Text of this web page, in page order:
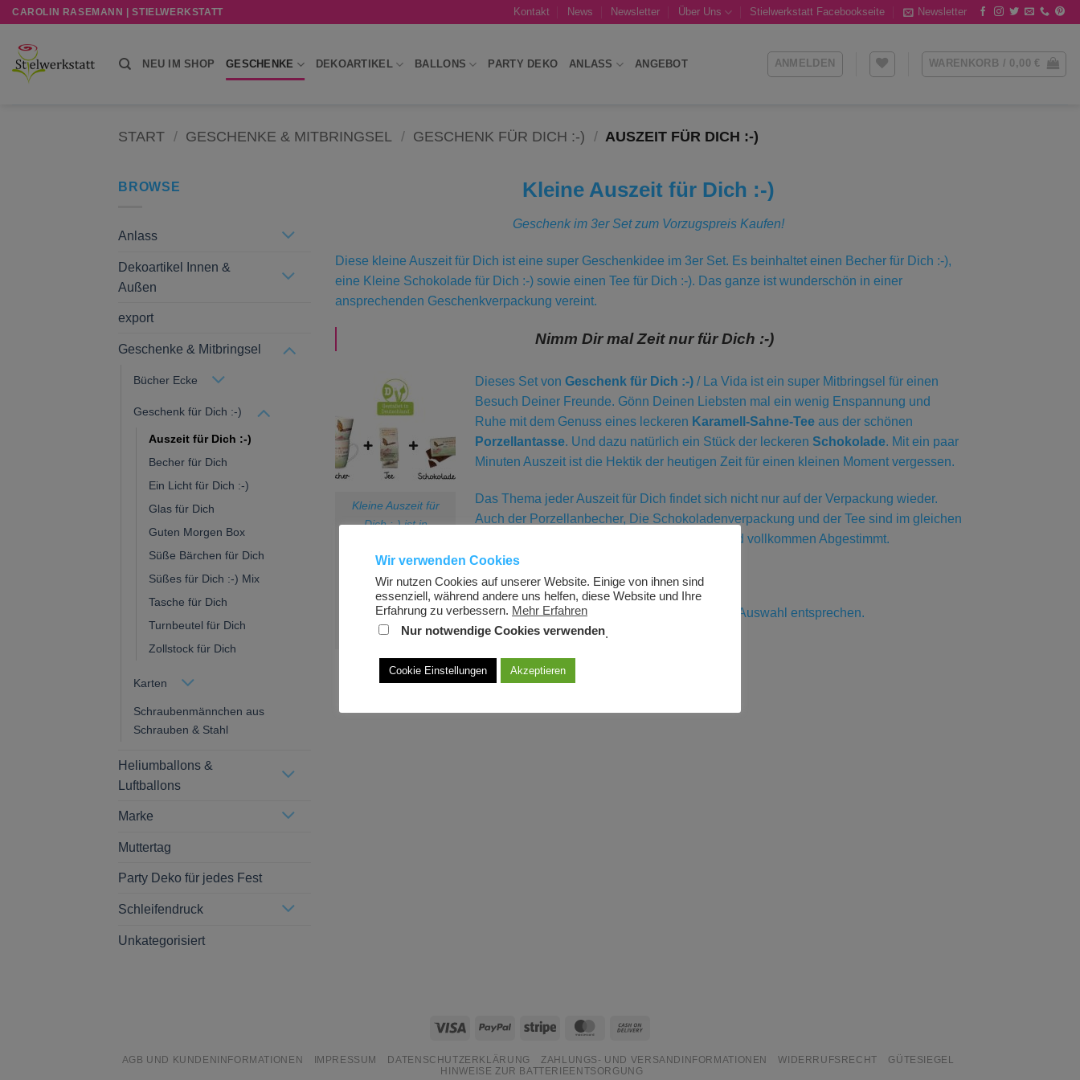
Zum
springen
CAROLIN RASEMANN | STIELWERKSTATT Kontakt News Newsletter Über Uns Stielwerkstatt Facebookseite Newsletter
NEU IM SHOP GESCHENKE DEKOARTIKEL BALLONS PARTY DEKO ANLASS ANGEBOT ANMELDEN WARENKORB / 0,00€
START / GESCHENKE & MITBRINGSEL / GESCHENK FÜR DICH :-) / AUSZEIT FÜR DICH :-)
BROWSE
Anlass
Dekoartikel Innen &
Außen
export
Geschenke & Mitbringsel
Bücher Ecke
Geschenk für Dich :-)
Auszeit für Dich :-)
Becher für Dich
Ein Licht für Dich :-)
Glas für Dich
Guten Morgen Box
Süße Bärchen für Dich
Süßes für Dich :-) Mix
Tasche für Dich
Turnbeutel für Dich
Zollstock für Dich
Karten
Schraubenmännchen aus
Schrauben & Stahl
Heliumballons &
Luftballons
Marke
Muttertag
Party Deko für jedes Fest
Schleifendruck
Unkategorisiert
Kleine Auszeit für Dich :-)
Geschenk im 3er Set zum Vorzugspreis Kaufen!
Diese kleine Auszeit für Dich ist eine super Geschenkidee im 3er Set. Es beinhaltet einen Becher für Dich :-),
eine Kleine Schokolade für Dich :-) sowie einen Tee für Dich :-). Das ganze ist wunderschön in einer
ansprechenden Geschenkverpackung vereint.
Nimm Dir mal Zeit nur für Dich :-)
Kleine Auszeit für
Dich :-) ist in
und besteht aus
einem Becher, einem
Tee und einer kleinen
Tafel Schokolade im
gleichen Design.
Dieses Set von Geschenk für Dich :-) / La Vida ist ein super Mitbringsel für einen
Besuch Deiner Freunde. Gönn Deinen Liebsten mal ein wenig Enspannung und
Ruhe mit dem Genuss eines leckeren Karamell-Sahne-Tee aus der schönen
Porzellantasse. Und dazu natürlich ein Stück der leckeren Schokolade. Mit ein paar
Minuten Auszeit ist die Hektik der heutigen Zeit für einen kleinen Moment vergessen.
Das Thema jeder Auszeit für Dich findet sich nicht nur auf der Verpackung wieder.
Auch der Porzellanbecher, Die Schokoladenverpackung und der Tee sind im gleichen
Design. So ist jedes Geschenkset einmalig und vollkommen Abgestimmt.
Es wurden keine Produkte gefunden, die Ihrer Auswahl entsprechen.
Visa PayPal Stripe MasterCard
Delivery
AGB UND KUNDENINFORMATIONEN IMPRESSUM DATENSCHUTZERKLÄRUNG ZAHLUNGS- UND VERSANDINFORMATIONEN WIDERRUFSRECHT
GÜTESIEGEL
HINWEISE ZUR BATTERIEENTSORGUNG
Wir verwenden Cookies
Wir nutzen Cookies auf unserer Website. Einige von ihnen sind
essenziell, während andere uns helfen, diese Website und Ihre
Erfahrung zu verbessern. Mehr Erfahren
Nur notwendige Cookies verwenden.
Cookie Einstellungen Akzeptieren